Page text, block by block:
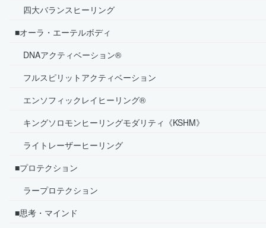
四大バランスヒーリング
■オーラ・エーテルボディ
DNAアクティベーション®
フルスピリットアクティベーション
エンソフィックレイヒーリング®
キングソロモンヒーリングモダリティ《KSHM》
ライトレーザーヒーリング
■プロテクション
ラープロテクション
■思考・マインド